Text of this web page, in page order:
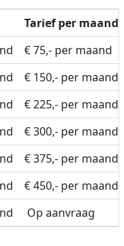
Tarief per maand
€ 75,- per maand
€ 150,- per maand
€ 225,- per maand
€ 300,- per maand
€ 375,- per maand
€ 450,- per maand
Op aanvraag